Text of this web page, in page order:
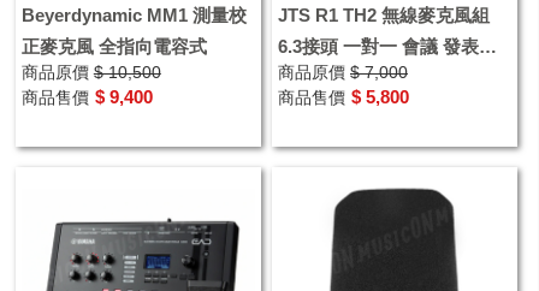
Beyerdynamic MM1 測量校
正麥克風 全指向電容式
商品原價 $ 10,500
商品售價 $ 9,400
JTS R1 TH2 無線麥克風組
6.3接頭 一對一 會議 發表會
現場演出 隨插即用 台灣公司
貨
商品原價 $ 7,000
商品售價 $ 5,800